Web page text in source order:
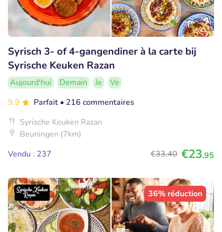
Syrisch 3- of 4-gangendiner à la carte bij
Syrische Keuken Razan
Aujourd'hui Demain Je
Ve
9.9
Parfait • 216 commentaires
Syrische Keuken Razan
Beuningen (7km)
Vendu : 237
€33,40 €23,95
36% réduction